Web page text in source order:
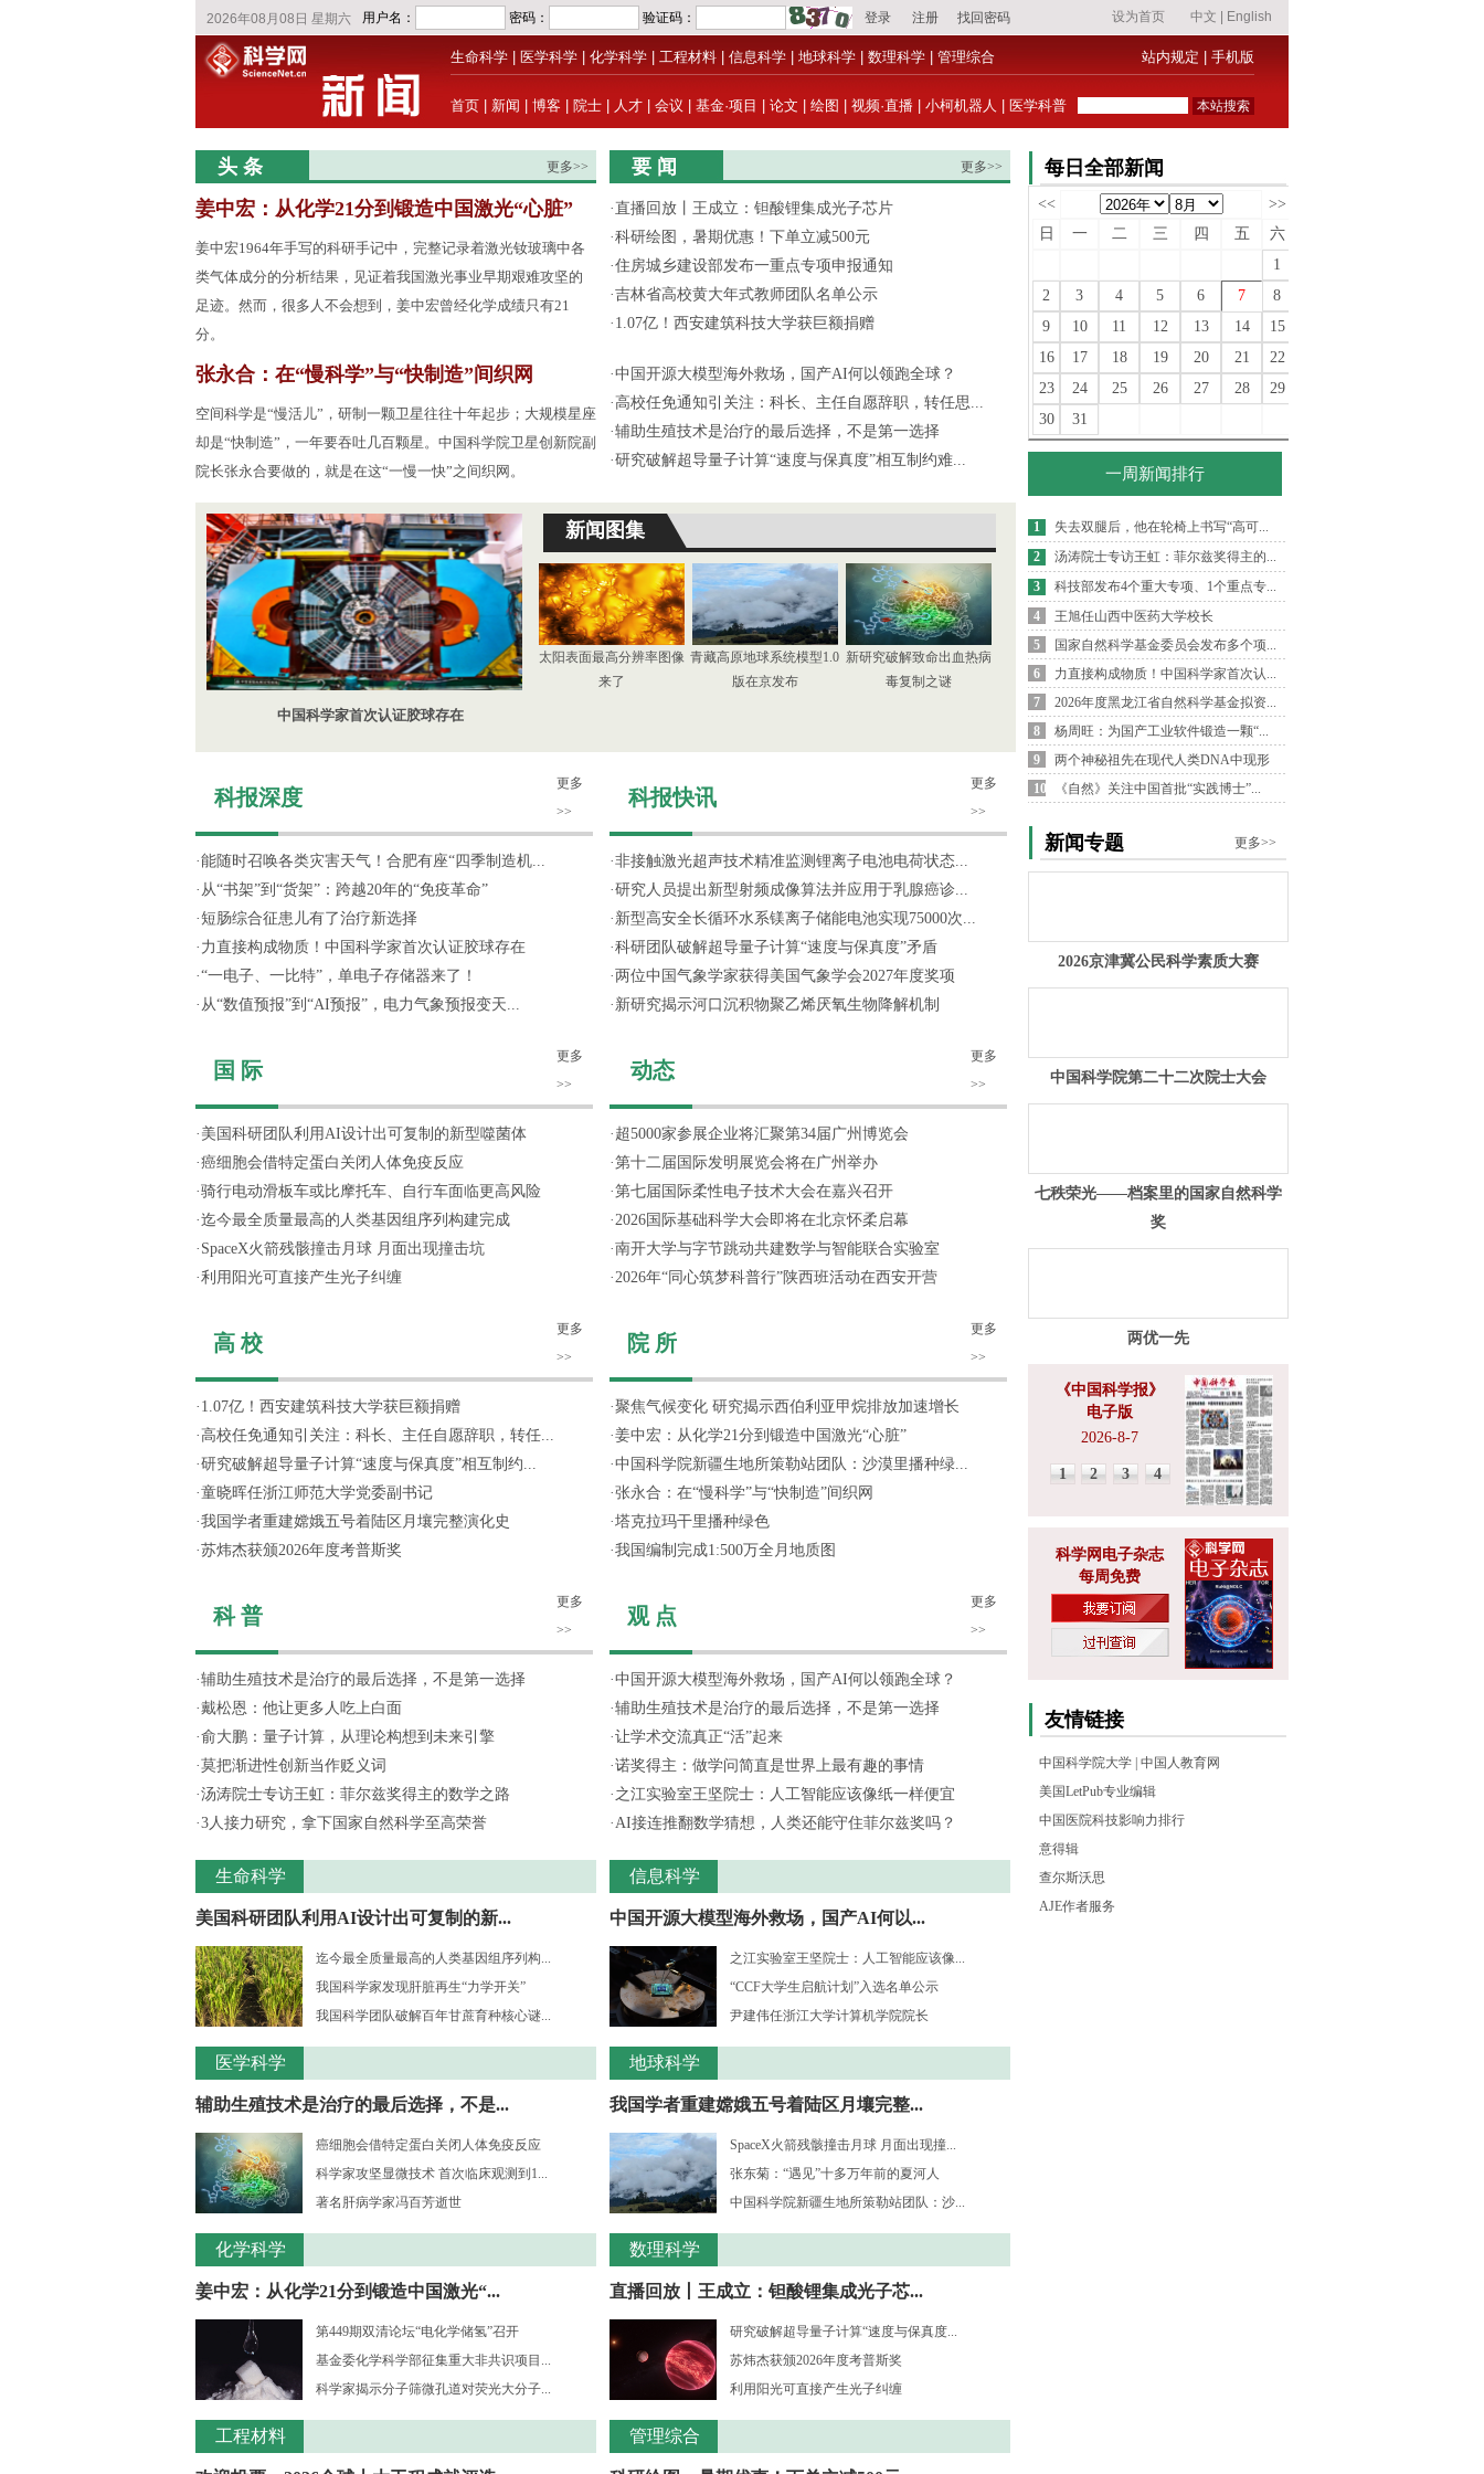
生命科学 医学科学 化学科学 工程材料 信息科学 地球科学 数理科学 管理综合 站内规定 手机版
首页 新闻 博客 院士 人才 会议 基金·项目 论文 绘图 视频·直播 小柯机器人 医学科普
头 条 更多>>
姜中宏：从化学21分到锻造中国激光“心脏”
姜中宏1964年手写的科研手记中，完整记录着激光钕玻璃中各
类气体成分的分析结果，见证着我国激光事业早期艰难攻坚的
足迹。然而，很多人不会想到，姜中宏曾经化学成绩只有21
分。
张永合：在“慢科学”与“快制造”间织网
空间科学是“慢活儿”，研制一颗卫星往往十年起步；大规模星座
却是“快制造”，一年要吞吐几百颗星。中国科学院卫星创新院副
院长张永合要做的，就是在这“一慢一快”之间织网。
要 闻 更多>>
·直播回放丨王成立：钽酸锂集成光子芯片
·科研绘图，暑期优惠！下单立减500元
·住房城乡建设部发布一重点专项申报通知
·吉林省高校黄大年式教师团队名单公示
· 1.07亿！西安建筑科技大学获巨额捐赠
·中国开源大模型海外救场，国产AI何以领跑全球？
· 高校任免通知引关注：科长、主任自愿辞职，转任思...
·辅助生殖技术是治疗的最后选择，不是第一选择
·研究破解超导量子计算“速度与保真度”相互制约难...
中国科学家首次认证胶球存在
新闻图集
太阳表面最高分辨率图像
来了
青藏高原地球系统模型1.0
版在京发布
新研究破解致命出血热病
毒复制之谜
科报深度
更多
>>
·能随时召唤各类灾害天气！合肥有座“四季制造机...
· 从“书架”到“货架”：跨越20年的“免疫革命”
· 短肠综合征患儿有了治疗新选择
· 力直接构成物质！中国科学家首次认证胶球存在
·“一电子、一比特”，单电子存储器来了！
· 从“数值预报”到“AI预报”，电力气象预报变天...
国 际
更多
>>
· 美国科研团队利用AI设计出可复制的新型噬菌体
·癌细胞会借特定蛋白关闭人体免疫反应
·骑行电动滑板车或比摩托车、自行车面临更高风险
·迄今最全质量最高的人类基因组序列构建完成
· SpaceX火箭残骸撞击月球 月面出现撞击坑
·利用阳光可直接产生光子纠缠
高 校
更多
>>
· 1.07亿！西安建筑科技大学获巨额捐赠
· 高校任免通知引关注：科长、主任自愿辞职，转任...
·研究破解超导量子计算“速度与保真度”相互制约...
·童晓晖任浙江师范大学党委副书记
·我国学者重建嫦娥五号着陆区月壤完整演化史
·苏炜杰获颁2026年度考普斯奖
科 普
更多
>>
·辅助生殖技术是治疗的最后选择，不是第一选择
·戴松恩：他让更多人吃上白面
·俞大鹏：量子计算，从理论构想到未来引擎
·莫把渐进性创新当作贬义词
·汤涛院士专访王虹：菲尔兹奖得主的数学之路
·3人接力研究，拿下国家自然科学至高荣誉
生命科学
美国科研团队利用AI设计出可复制的新...
迄今最全质量最高的人类基因组序列构...
我国科学家发现肝脏再生“力学开关”
我国科学团队破解百年甘蔗育种核心谜...
医学科学
辅助生殖技术是治疗的最后选择，不是...
癌细胞会借特定蛋白关闭人体免疫反应
科学家攻坚显微技术 首次临床观测到1...
著名肝病学家冯百芳逝世
化学科学
姜中宏：从化学21分到锻造中国激光“...
第449期双清论坛“电化学储氢”召开
基金委化学科学部征集重大非共识项目...
科学家揭示分子筛微孔道对荧光大分子...
工程材料
科报快讯
更多
>>
·非接触激光超声技术精准监测锂离子电池电荷状态...
·研究人员提出新型射频成像算法并应用于乳腺癌诊...
· 新型高安全长循环水系镁离子储能电池实现75000次...
·科研团队破解超导量子计算“速度与保真度”矛盾
· 两位中国气象学家获得美国气象学会2027年度奖项
· 新研究揭示河口沉积物聚乙烯厌氧生物降解机制
动态
更多
>>
· 超5000家参展企业将汇聚第34届广州博览会
·第十二届国际发明展览会将在广州举办
·第七届国际柔性电子技术大会在嘉兴召开
·2026国际基础科学大会即将在北京怀柔启幕
·南开大学与字节跳动共建数学与智能联合实验室
·2026年“同心筑梦科普行”陕西班活动在西安开营
院 所
更多
>>
·聚焦气候变化 研究揭示西伯利亚甲烷排放加速增长
·姜中宏：从化学21分到锻造中国激光“心脏”
·中国科学院新疆生地所策勒站团队：沙漠里播种绿...
·张永合：在“慢科学”与“快制造”间织网
·塔克拉玛干里播种绿色
·我国编制完成1:500万全月地质图
观 点
更多
>>
·中国开源大模型海外救场，国产AI何以领跑全球？
·辅助生殖技术是治疗的最后选择，不是第一选择
·让学术交流真正“活”起来
·诺奖得主：做学问简直是世界上最有趣的事情
· 之江实验室王坚院士：人工智能应该像纸一样便宜
·AI接连推翻数学猜想，人类还能守住菲尔兹奖吗？
信息科学
中国开源大模型海外救场，国产AI何以...
之江实验室王坚院士：人工智能应该像...
“CCF大学生启航计划”入选名单公示
尹建伟任浙江大学计算机学院院长
地球科学
我国学者重建嫦娥五号着陆区月壤完整...
SpaceX火箭残骸撞击月球 月面出现撞...
张东菊：“遇见”十多万年前的夏河人
中国科学院新疆生地所策勒站团队：沙...
数理科学
直播回放丨王成立：钽酸锂集成光子芯...
研究破解超导量子计算“速度与保真度...
苏炜杰获颁2026年度考普斯奖
利用阳光可直接产生光子纠缠
管理综合
每日全部新闻
<<
>>
日
一 二 三 四 五
六
1
2
3 4 5 6 7
8
9
10 11 12 13 14
15
16
17 18 19 20 21
22
23
24 25 26 27 28
29
30
31
一周新闻排行
1
失去双腿后，他在轮椅上书写“高可...
2
汤涛院士专访王虹：菲尔兹奖得主的...
3
科技部发布4个重大专项、1个重点专...
4
王旭任山西中医药大学校长
5
国家自然科学基金委员会发布多个项...
6
力直接构成物质！中国科学家首次认...
7
2026年度黑龙江省自然科学基金拟资...
8
杨周旺：为国产工业软件锻造一颗“...
9
两个神秘祖先在现代人类DNA中现形
10
《自然》关注中国首批“实践博士”...
新闻专题 更多>>
2026京津冀公民科学素质大赛
中国科学院第二十二次院士大会
七秩荣光——档案里的国家自然科学
奖
两优一先
《中国科学报》
电子版
2026-8-7
1 2 3 4
科学网电子杂志
每周免费
友情链接
中国科学院大学 中国人教育网
美国LetPub专业编辑
中国医院科技影响力排行
意得辑
查尔斯沃思
AJE作者服务